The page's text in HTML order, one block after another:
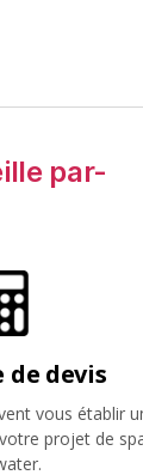
par-
de devis
vous établir
projet de